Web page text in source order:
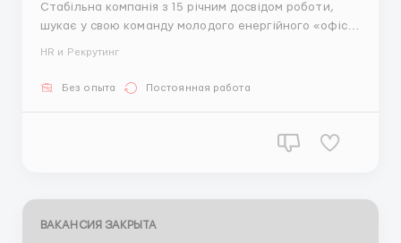
Стабільна компанія з 15 річним досвідом роботи,
шукає у свою команду молодого енергійного «офіс —
яка не зупиняла роботу під час ві...
HR и Рекрутинг
Без опыта Постоянная работа
ВАКАНСИЯ ЗАКРЫТА